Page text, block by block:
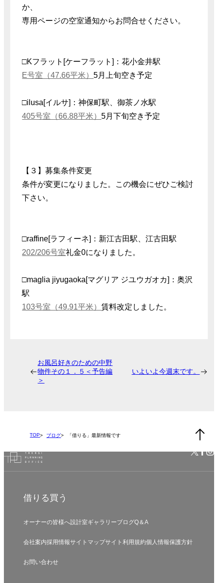
か、
専用ページの空室通知からお問合せください。
□Kフラット[ケーフラット]：花小金井駅
E号室（47.66平米）5月上旬空き予定
□ilusa[イルサ]：神保町駅、御茶ノ水駅
405号室（66.88平米）5月下旬空き予定
【３】募集条件変更
条件が変更になりました。この機会にぜひご検討
下さい。
□raffine[ラフィーネ]：新江古田駅、江古田駅
202/206号室礼金0になりました。
□maglia jiyugaoka[マグリア ジユウガオカ]：奥沢
駅
103号室（49.91平米）賃料改定しました。
お風呂好きのための中野
物件その１．５＜予告編
＞
いよいよ今週末です。
TOP ブログ 「借りる」最新情報です
借りる 買う
オーナーの皆様へ設計室ギャラリーブログQ＆A
会社案内採用情報サイトマップサイト利用規約個人情報保護方針
お問い合わせ